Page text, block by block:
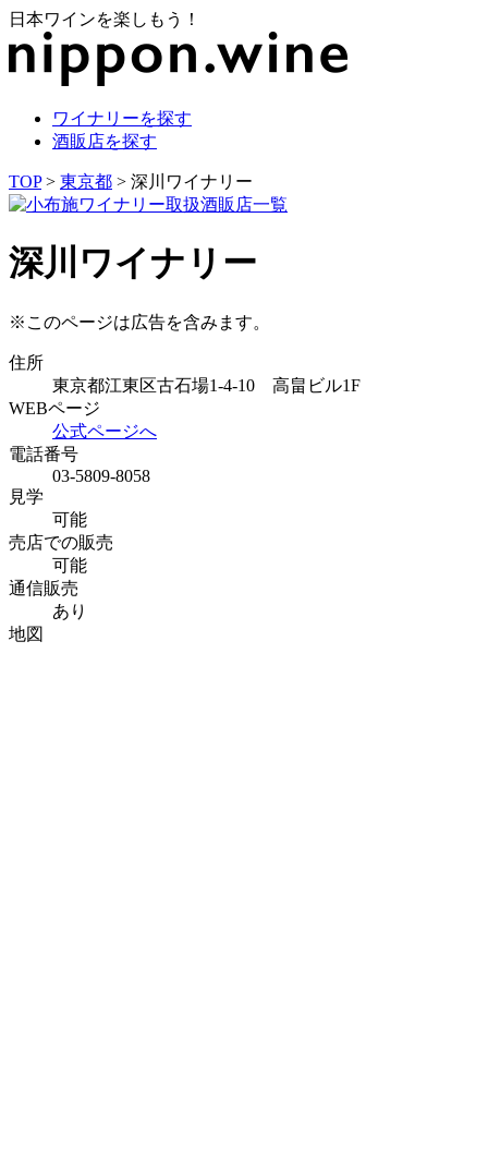
日本ワインを楽しもう！
ワイナリーを探す
酒販店を探す
TOP> 東京都 > 深川ワイナリー
深川ワイナリー
※このページは広告を含みます。
住所
東京都江東区古石場1-4-10 高畠ビル1F
WEBページ
公式ページへ
電話番号
03-5809-8058
見学
可能
売店での販売
可能
通信販売
あり
地図